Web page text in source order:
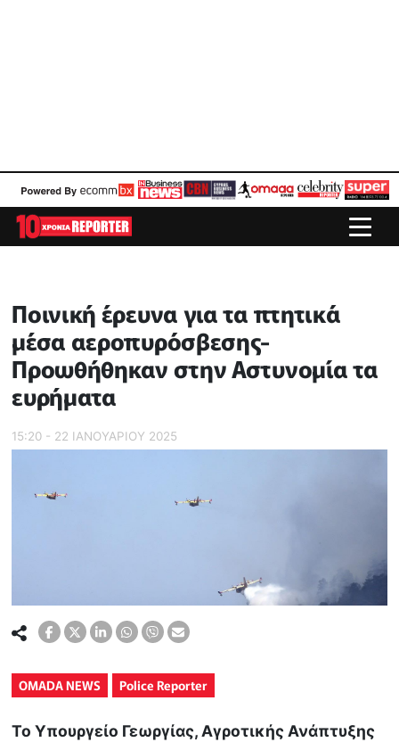
Ποινική έρευνα για τα πτητικά
μέσα αεροπυρόσβεσης-
Προωθήθηκαν στην Αστυνομία τα
ευρήματα
15:20 - 22 ΙΑΝΟΥΑΡΙΟΥ 2025
OMADA NEWS Police Reporter
Το Υπουργείο Γεωργίας, Αγροτικής Ανάπτυξης